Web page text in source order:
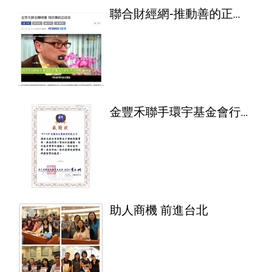
聯合財經網-推動善的正能
金豐禾聯手環宇基金會行
助人商機 前進台北